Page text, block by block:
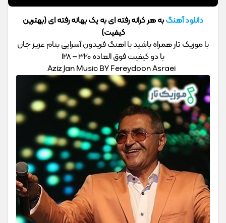
دانلود آهنگبه هر کرانه رفته ای به یک بهانه رفته ای (بهترین
کیفیت)
با موزیک تار همراه باشید با اهنگ فریدون آسرایی بنام عزیز جان
با دو کیفیت فوق العاده 320 – 128